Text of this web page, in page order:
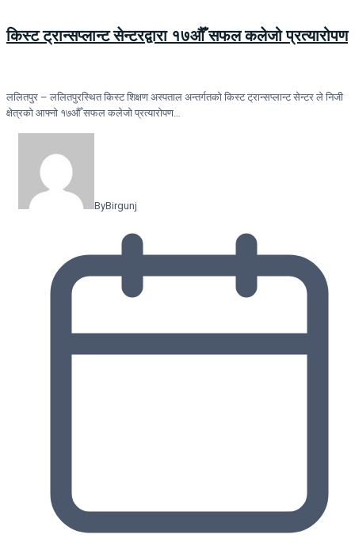
किस्ट ट्रान्सप्लान्ट सेन्टरद्वारा १७औँ सफल कलेजो प्रत्यारोपण
ललितपुर – ललितपुरस्थित किस्ट शिक्षण अस्पताल अन्तर्गतको किस्ट ट्रान्सप्लान्ट सेन्टर ले निजी
क्षेत्रको आफ्नो १७औँ सफल कलेजो प्रत्यारोपण…
ByBirgunj